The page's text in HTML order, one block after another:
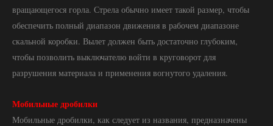
вращающегося горла. Стрела обычно имеет такой размер, чтобы
обеспечить полный диапазон движения в рабочем диапазоне
скальной коробки. Вылет должен быть достаточно глубоким,
чтобы позволить выключателю войти в круговорот для
разрушения материала и применения вогнутого удаления.
Мобильные дробилки
Мобильные дробилки, как следует из названия, предназначены